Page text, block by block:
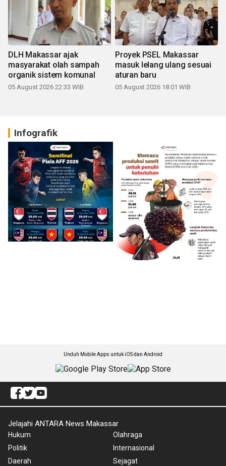
DLH Makassar ajak
masyarakat olah sampah
organik sistem komunal
05 August 2026 22:33 WIB
Proyek PSEL Makassar
masuk lelang ulang sesuai
aturan baru
05 August 2026 18:01 WIB
Infografik
Unduh Mobile Apps untuk iOS dan Android
Jelajahi ANTARA News Makassar
Hukum
Politik
Daerah
Olahraga
Internasional
Sejagat